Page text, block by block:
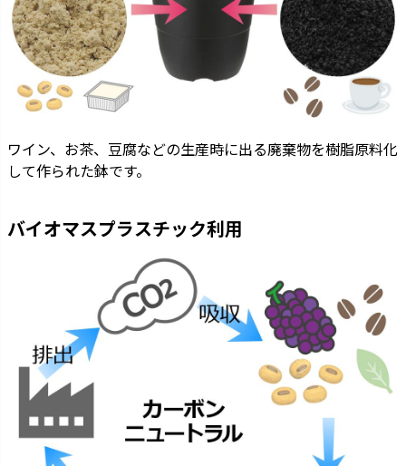
ワイン、お茶、豆腐などの生産時に出る廃棄物を樹脂原料化
して作られた鉢です。
バイオマスプラスチック利用